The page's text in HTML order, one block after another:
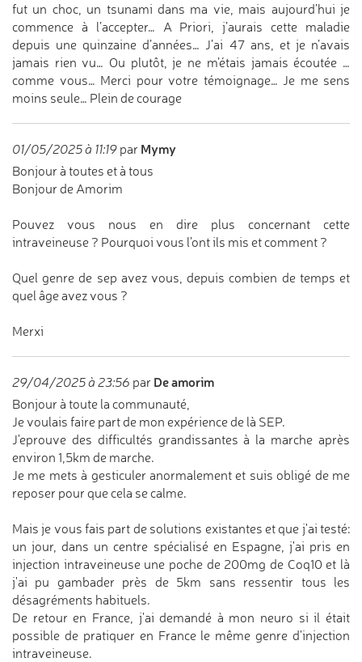
fut un choc, un tsunami dans ma vie, mais aujourd’hui je
commence à l’accepter… A Priori, j’aurais cette maladie
depuis une quinzaine d’années… J’ai 47 ans, et je n’avais
jamais rien vu… Ou plutôt, je ne m’étais jamais écoutée …
comme vous… Merci pour votre témoignage… Je me sens
moins seule… Plein de courage
01/05/2025 à 11:19 par Mymy
Bonjour à toutes et à tous
Bonjour de Amorim
Pouvez vous nous en dire plus concernant cette
intraveineuse ? Pourquoi vous l’ont ils mis et comment ?
Quel genre de sep avez vous, depuis combien de temps et
quel âge avez vous ?
Merxi
29/04/2025 à 23:56 par De amorim
Bonjour à toute la communauté,
Je voulais faire part de mon expérience de là SEP.
J'eprouve des difficultés grandissantes à la marche après
environ 1,5km de marche.
Je me mets à gesticuler anormalement et suis obligé de me
reposer pour que cela se calme.
Mais je vous fais part de solutions existantes et que j'ai testé:
un jour, dans un centre spécialisé en Espagne, j'ai pris en
injection intraveineuse une poche de 200mg de Coq10 et là
j'ai pu gambader près de 5km sans ressentir tous les
désagréments habituels.
De retour en France, j'ai demandé à mon neuro si il était
possible de pratiquer en France le même genre d'injection
intraveineuse.